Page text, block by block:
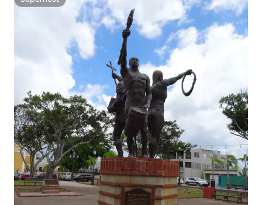
Superhost